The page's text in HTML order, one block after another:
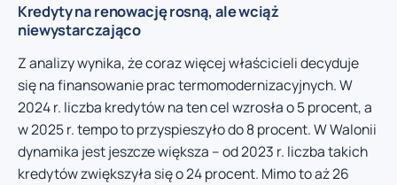
Kredyty na renowację rosną, ale wciąż
niewystarczająco
Z analizy wynika, że coraz więcej właścicieli decyduje
się na finansowanie prac termomodernizacyjnych. W
2024 r. liczba kredytów na ten cel wzrosła o 5 procent, a
w 2025 r. tempo to przyspieszyło do 8 procent. W Walonii
dynamika jest jeszcze większa – od 2023 r. liczba takich
kredytów zwiększyła się o 24 procent. Mimo to aż 26